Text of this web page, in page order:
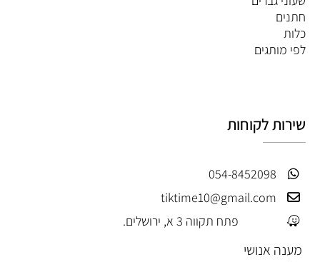
חתנים
כלות
לפי מותגים
שירות לקוחות
054-8452098
tiktime10@gmail.com
פתח תקווה 3 א, ירושלים.
מענה אנושי